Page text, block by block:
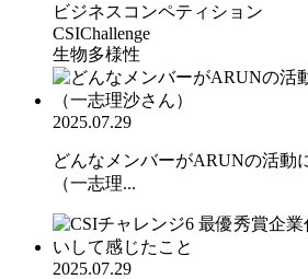
ビジネスコンペティション
CSIChallenge
生物多様性
2025.07.29
どんなメンバーがARUNの活動
（一志理...
2025.07.29